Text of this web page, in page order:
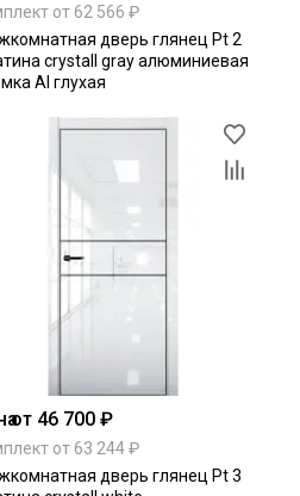
от 62 566 ₽
дверь глянец Pt 2
crystall gray алюминиевая
Al глухая
от 46 700 ₽
от 63 244 ₽
дверь глянец Pt 3